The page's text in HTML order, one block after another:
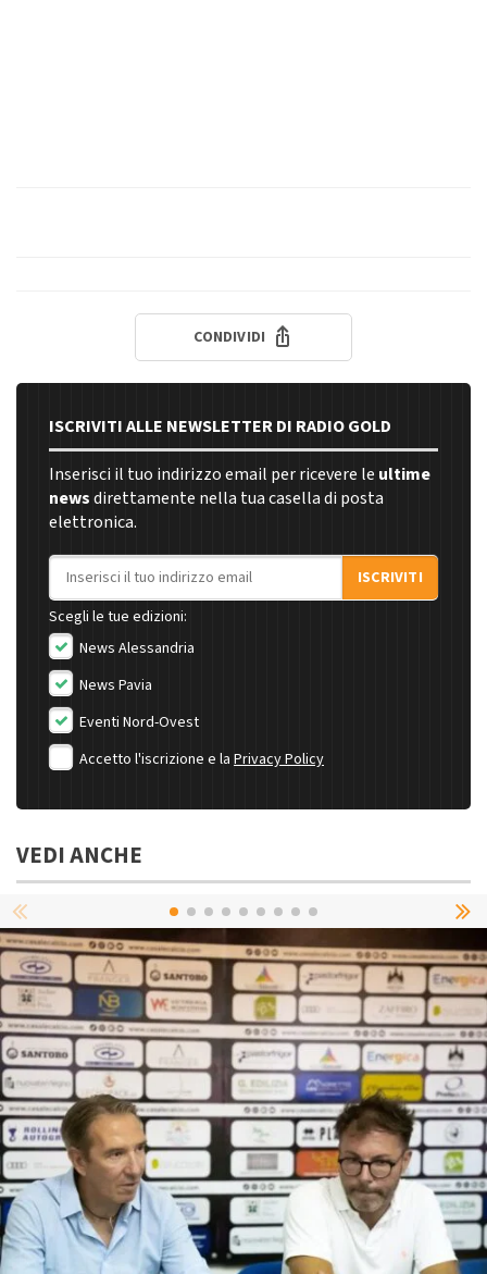
CONDIVIDI
ISCRIVITI ALLE NEWSLETTER DI RADIO GOLD
Inserisci il tuo indirizzo email per ricevere le ultime
newsdirettamente nella tua casella di posta
elettronica.
Indirizzo email
ISCRIVITI
Scegli le tue edizioni:
News Alessandria
News Pavia
Eventi Nord-Ovest
Accetto l'iscrizione e la Privacy Policy
VEDI ANCHE